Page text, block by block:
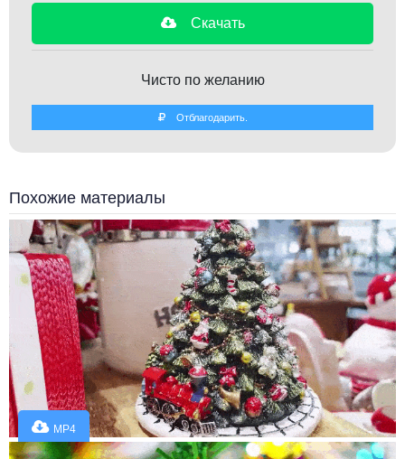
Скачать
Чисто по желанию
Отблагодарить.
Похожие материалы
MP4